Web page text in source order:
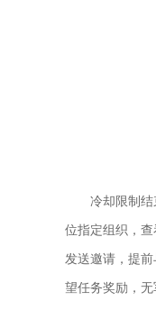
冷却限制
位指定组织，
发送邀请，提
望任务奖励，